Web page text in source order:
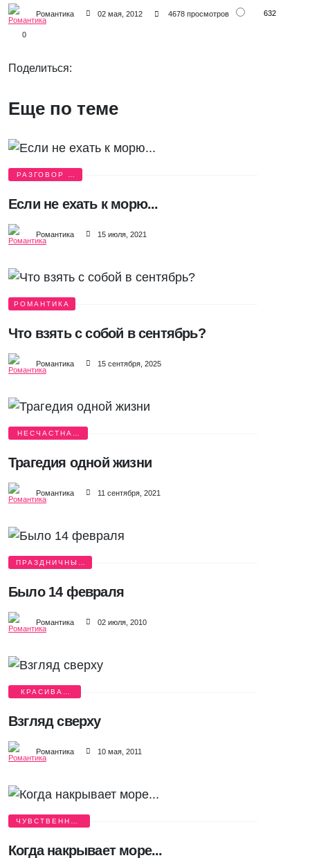
Романтика 02 мая, 2012 4678 просмотров 632
0
Поделиться:
Еще по теме
РАЗГОВОР О
Если не ехать к морю...
Романтика 15 июля, 2021
РОМАНТИКА
Что взять с собой в сентябрь?
Романтика 15 сентября, 2025
НЕСЧАСТНАЯ
Трагедия одной жизни
Романтика 11 сентября, 2021
ПРАЗДНИЧНЫЕ
Было 14 февраля
Романтика 02 июля, 2010
КРАСИВАЯ
Взгляд сверху
Романтика 10 мая, 2011
ЧУВСТВЕННАЯ
Когда накрывает море...